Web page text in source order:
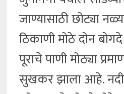
जाण्यासाठी छोट्या
ठिकाणी मोठे दोन
पूराचे पाणी मोठ्या
सुखकर झाला आहे.